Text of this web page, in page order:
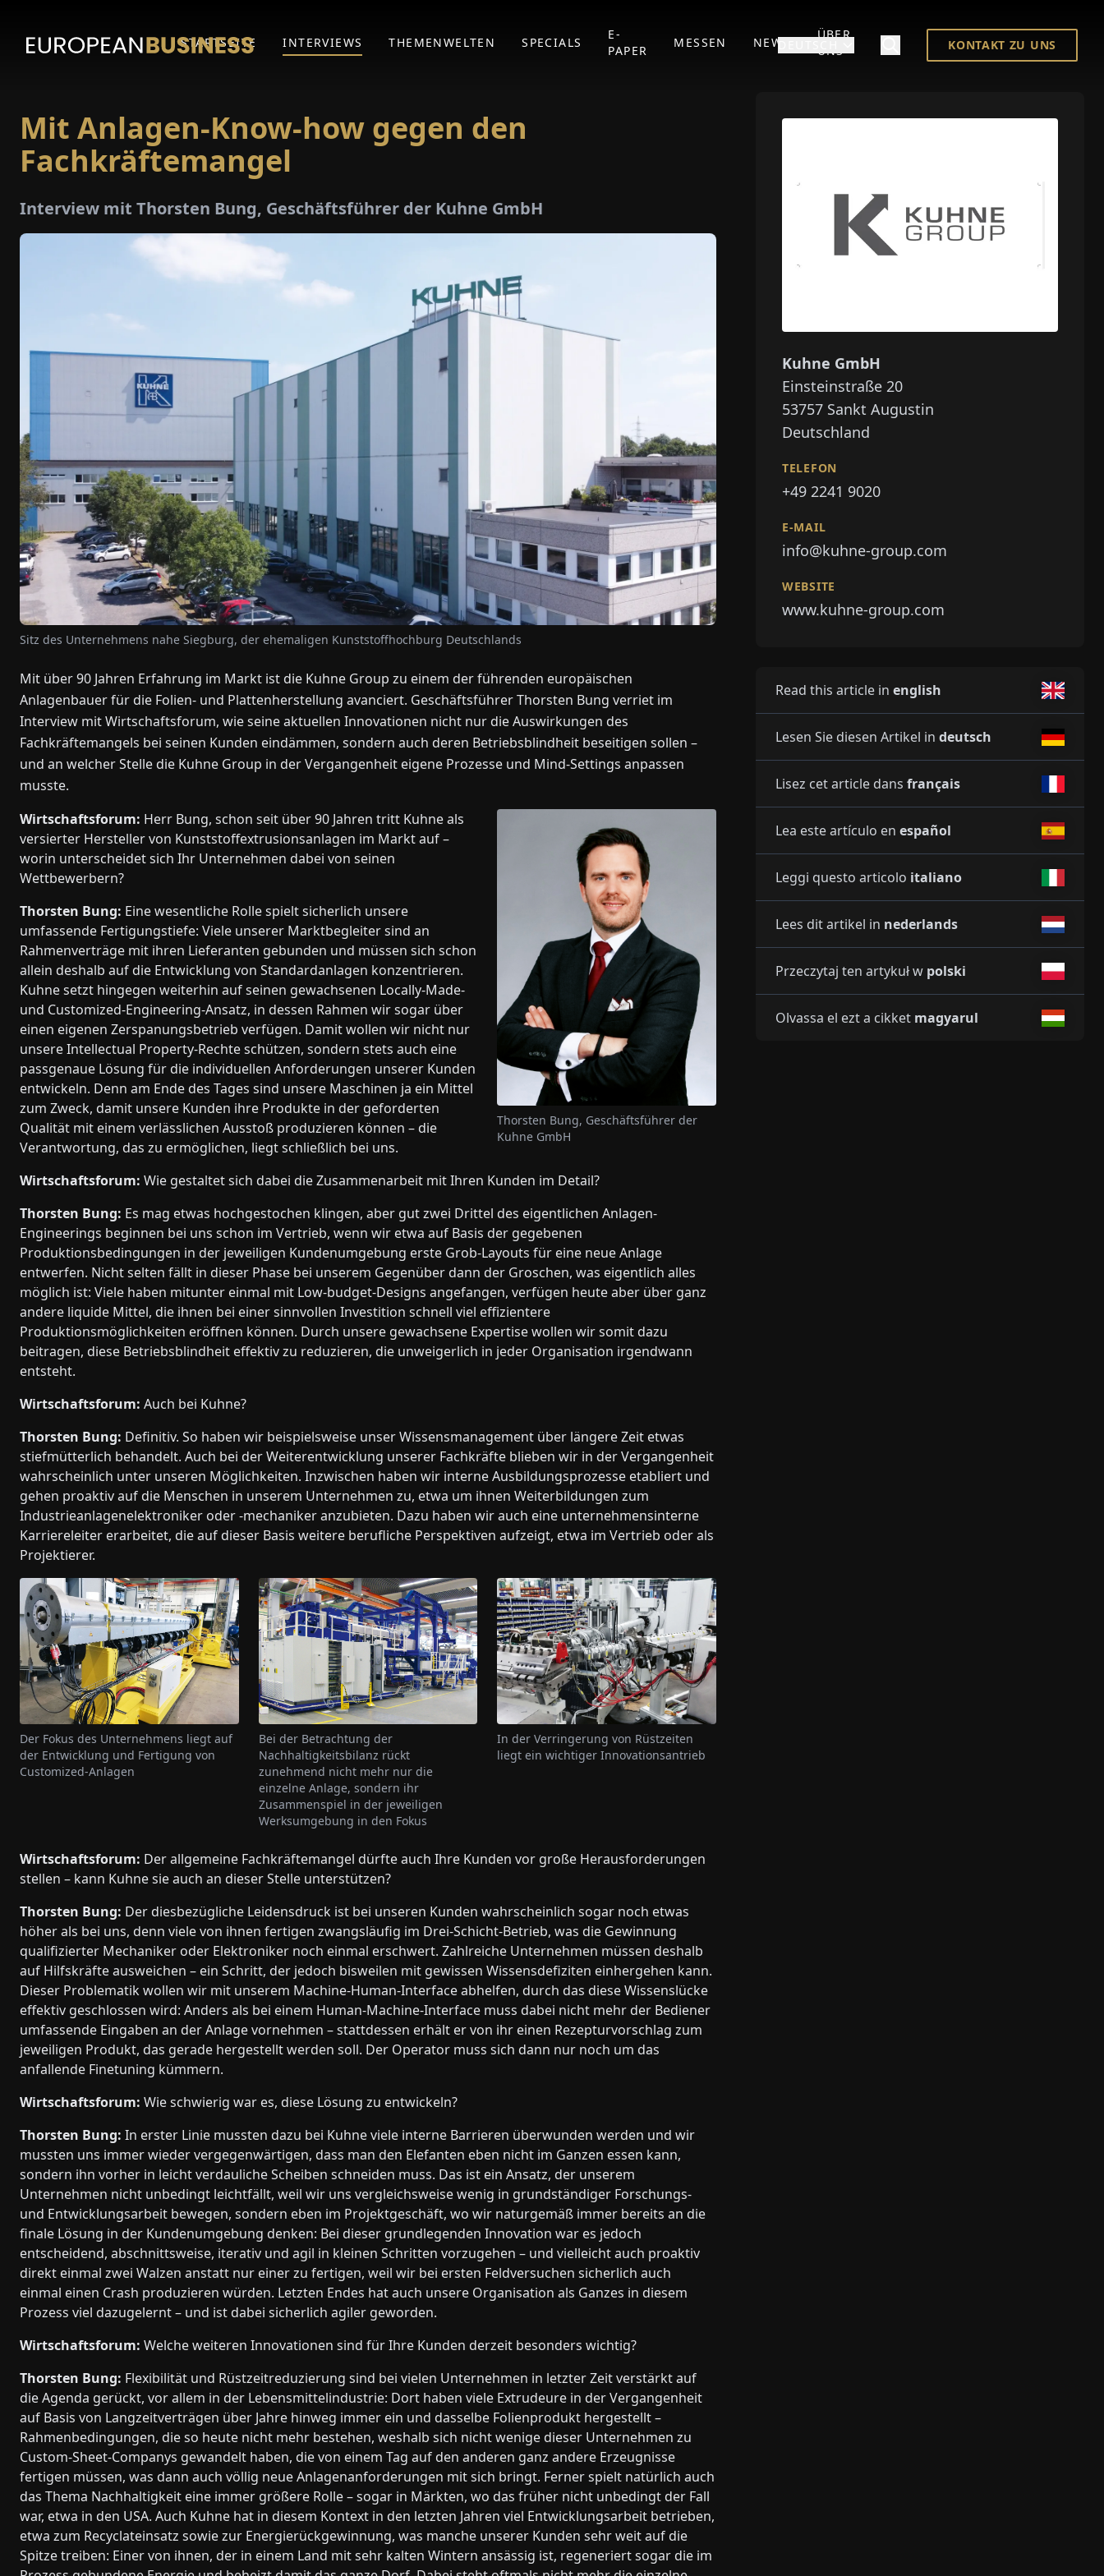
STARTSEITE INTERVIEWS THEMENWELTEN SPECIALS
E-
PAPER
MESSEN NEWS
ÜBER
UNS
KONTAKT ZU UNS
Mit Anlagen-Know-how gegen den
Fachkräftemangel
Interview mit Thorsten Bung, Geschäftsführer der Kuhne GmbH
Sitz des Unternehmens nahe Siegburg, der ehemaligen Kunststoffhochburg Deutschlands
Mit über 90 Jahren Erfahrung im Markt ist die Kuhne Group zu einem der führenden europäischen
Anlagenbauer für die Folien- und Plattenherstellung avanciert. Geschäftsführer Thorsten Bung verriet im
Interview mit Wirtschaftsforum, wie seine aktuellen Innovationen nicht nur die Auswirkungen des
Fachkräftemangels bei seinen Kunden eindämmen, sondern auch deren Betriebsblindheit beseitigen sollen –
und an welcher Stelle die Kuhne Group in der Vergangenheit eigene Prozesse und Mind-Settings anpassen
musste.
Wirtschaftsforum: Herr Bung, schon seit über 90 Jahren tritt Kuhne als
versierter Hersteller von Kunststoffextrusionsanlagen im Markt auf –
worin unterscheidet sich Ihr Unternehmen dabei von seinen
Wettbewerbern?
Thorsten Bung: Eine wesentliche Rolle spielt sicherlich unsere
umfassende Fertigungstiefe: Viele unserer Marktbegleiter sind an
Rahmenverträge mit ihren Lieferanten gebunden und müssen sich schon
allein deshalb auf die Entwicklung von Standardanlagen konzentrieren.
Kuhne setzt hingegen weiterhin auf seinen gewachsenen Locally-Made-
und Customized-Engineering-Ansatz, in dessen Rahmen wir sogar über
einen eigenen Zerspanungsbetrieb verfügen. Damit wollen wir nicht nur
unsere Intellectual Property-Rechte schützen, sondern stets auch eine
passgenaue Lösung für die individuellen Anforderungen unserer Kunden
entwickeln. Denn am Ende des Tages sind unsere Maschinen ja ein Mittel
zum Zweck, damit unsere Kunden ihre Produkte in der geforderten
Qualität mit einem verlässlichen Ausstoß produzieren können – die
Verantwortung, das zu ermöglichen, liegt schließlich bei uns.
Thorsten Bung, Geschäftsführer der
Kuhne GmbH
Wirtschaftsforum: Wie gestaltet sich dabei die Zusammenarbeit mit Ihren Kunden im Detail?
Thorsten Bung: Es mag etwas hochgestochen klingen, aber gut zwei Drittel des eigentlichen Anlagen-
Engineerings beginnen bei uns schon im Vertrieb, wenn wir etwa auf Basis der gegebenen
Produktionsbedingungen in der jeweiligen Kundenumgebung erste Grob-Layouts für eine neue Anlage
entwerfen. Nicht selten fällt in dieser Phase bei unserem Gegenüber dann der Groschen, was eigentlich alles
möglich ist: Viele haben mitunter einmal mit Low-budget-Designs angefangen, verfügen heute aber über ganz
andere liquide Mittel, die ihnen bei einer sinnvollen Investition schnell viel effizientere
Produktionsmöglichkeiten eröffnen können. Durch unsere gewachsene Expertise wollen wir somit dazu
beitragen, diese Betriebsblindheit effektiv zu reduzieren, die unweigerlich in jeder Organisation irgendwann
entsteht.
Wirtschaftsforum: Auch bei Kuhne?
Thorsten Bung: Definitiv. So haben wir beispielsweise unser Wissensmanagement über längere Zeit etwas
stiefmütterlich behandelt. Auch bei der Weiterentwicklung unserer Fachkräfte blieben wir in der Vergangenheit
wahrscheinlich unter unseren Möglichkeiten. Inzwischen haben wir interne Ausbildungsprozesse etabliert und
gehen proaktiv auf die Menschen in unserem Unternehmen zu, etwa um ihnen Weiterbildungen zum
Industrieanlagenelektroniker oder -mechaniker anzubieten. Dazu haben wir auch eine unternehmensinterne
Karriereleiter erarbeitet, die auf dieser Basis weitere berufliche Perspektiven aufzeigt, etwa im Vertrieb oder als
Projektierer.
Der Fokus des Unternehmens liegt auf
der Entwicklung und Fertigung von
Customized-Anlagen
Bei der Betrachtung der
Nachhaltigkeitsbilanz rückt
zunehmend nicht mehr nur die
einzelne Anlage, sondern ihr
Zusammenspiel in der jeweiligen
Werksumgebung in den Fokus
In der Verringerung von Rüstzeiten
liegt ein wichtiger Innovationsantrieb
Wirtschaftsforum: Der allgemeine Fachkräftemangel dürfte auch Ihre Kunden vor große Herausforderungen
stellen – kann Kuhne sie auch an dieser Stelle unterstützen?
Thorsten Bung: Der diesbezügliche Leidensdruck ist bei unseren Kunden wahrscheinlich sogar noch etwas
höher als bei uns, denn viele von ihnen fertigen zwangsläufig im Drei-Schicht-Betrieb, was die Gewinnung
qualifizierter Mechaniker oder Elektroniker noch einmal erschwert. Zahlreiche Unternehmen müssen deshalb
auf Hilfskräfte ausweichen – ein Schritt, der jedoch bisweilen mit gewissen Wissensdefiziten einhergehen kann.
Dieser Problematik wollen wir mit unserem Machine-Human-Interface abhelfen, durch das diese Wissenslücke
effektiv geschlossen wird: Anders als bei einem Human-Machine-Interface muss dabei nicht mehr der Bediener
umfassende Eingaben an der Anlage vornehmen – stattdessen erhält er von ihr einen Rezepturvorschlag zum
jeweiligen Produkt, das gerade hergestellt werden soll. Der Operator muss sich dann nur noch um das
anfallende Finetuning kümmern.
Wirtschaftsforum: Wie schwierig war es, diese Lösung zu entwickeln?
Thorsten Bung: In erster Linie mussten dazu bei Kuhne viele interne Barrieren überwunden werden und wir
mussten uns immer wieder vergegenwärtigen, dass man den Elefanten eben nicht im Ganzen essen kann,
sondern ihn vorher in leicht verdauliche Scheiben schneiden muss. Das ist ein Ansatz, der unserem
Unternehmen nicht unbedingt leichtfällt, weil wir uns vergleichsweise wenig in grundständiger Forschungs-
und Entwicklungsarbeit bewegen, sondern eben im Projektgeschäft, wo wir naturgemäß immer bereits an die
finale Lösung in der Kundenumgebung denken: Bei dieser grundlegenden Innovation war es jedoch
entscheidend, abschnittsweise, iterativ und agil in kleinen Schritten vorzugehen – und vielleicht auch proaktiv
direkt einmal zwei Walzen anstatt nur einer zu fertigen, weil wir bei ersten Feldversuchen sicherlich auch
einmal einen Crash produzieren würden. Letzten Endes hat auch unsere Organisation als Ganzes in diesem
Prozess viel dazugelernt – und ist dabei sicherlich agiler geworden.
Wirtschaftsforum: Welche weiteren Innovationen sind für Ihre Kunden derzeit besonders wichtig?
Thorsten Bung: Flexibilität und Rüstzeitreduzierung sind bei vielen Unternehmen in letzter Zeit verstärkt auf
die Agenda gerückt, vor allem in der Lebensmittelindustrie: Dort haben viele Extrudeure in der Vergangenheit
auf Basis von Langzeitverträgen über Jahre hinweg immer ein und dasselbe Folienprodukt hergestellt –
Rahmenbedingungen, die so heute nicht mehr bestehen, weshalb sich nicht wenige dieser Unternehmen zu
Custom-Sheet-Companys gewandelt haben, die von einem Tag auf den anderen ganz andere Erzeugnisse
fertigen müssen, was dann auch völlig neue Anlagenanforderungen mit sich bringt. Ferner spielt natürlich auch
das Thema Nachhaltigkeit eine immer größere Rolle – sogar in Märkten, wo das früher nicht unbedingt der Fall
war, etwa in den USA. Auch Kuhne hat in diesem Kontext in den letzten Jahren viel Entwicklungsarbeit betrieben,
etwa zum Recyclateinsatz sowie zur Energierückgewinnung, was manche unserer Kunden sehr weit auf die
Spitze treiben: Einer von ihnen, der in einem Land mit sehr kalten Wintern ansässig ist, regeneriert sogar die im
Kuhne GmbH
Einsteinstraße 20
53757 Sankt Augustin
Deutschland
TELEFON
+49 2241 9020
E-MAIL
info@kuhne-group.com
WEBSITE
www.kuhne-group.com
Read this article in english
Lesen Sie diesen Artikel in deutsch
Lisez cet article dans français
Lea este artículo en español
Leggi questo articolo italiano
Lees dit artikel in nederlands
Przeczytaj ten artykuł w polski
Olvassa el ezt a cikket magyarul